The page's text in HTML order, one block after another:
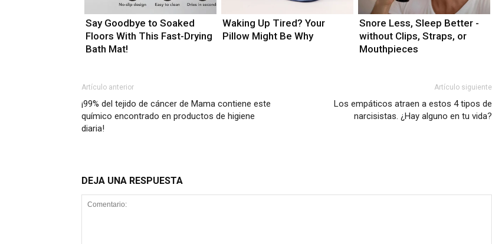
Say Goodbye to Soaked
Floors With This Fast-Drying
Bath Mat!
Waking Up Tired? Your
Pillow Might Be Why
Snore Less, Sleep Better -
without Clips, Straps, or
Mouthpieces
Artículo anterior
¡99% del tejido de cáncer de Mama contiene este
químico encontrado en productos de higiene
diaria!
Artículo siguiente
Los empáticos atraen a estos 4 tipos de
narcisistas. ¿Hay alguno en tu vida?
DEJA UNA RESPUESTA